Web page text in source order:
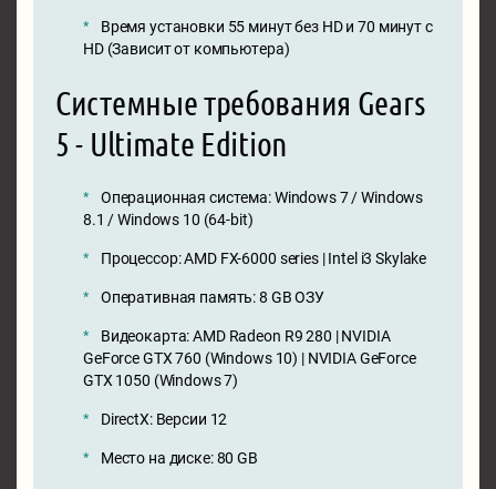
Время установки 55 минут без HD и 70 минут с
HD (Зависит от компьютера)
Системные требования Gears
5 - Ultimate Edition
Операционная система: Windows 7 / Windows
8.1 / Windows 10 (64-bit)
Процессор: AMD FX-6000 series | Intel i3 Skylake
Оперативная память: 8 GB ОЗУ
Видеокарта: AMD Radeon R9 280 | NVIDIA
GeForce GTX 760 (Windows 10) | NVIDIA GeForce
GTX 1050 (Windows 7)
DirectX: Версии 12
Место на диске: 80 GB